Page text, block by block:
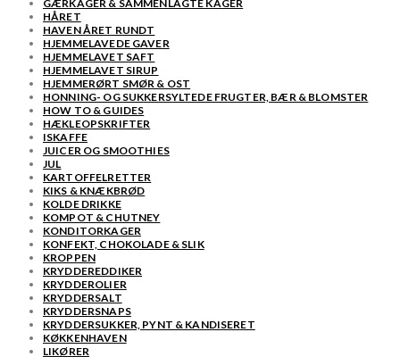
GÆRKAGER & SAMMENLAGTE KAGER
HÅRET
HAVEN ÅRET RUNDT
HJEMMELAVEDE GAVER
HJEMMELAVET SAFT
HJEMMELAVET SIRUP
HJEMMERØRT SMØR & OST
HONNING- OG SUKKERSYLTEDE FRUGTER, BÆR & BLOMSTER
HOW TO & GUIDES
HÆKLEOPSKRIFTER
ISKAFFE
JUICER OG SMOOTHIES
JUL
KARTOFFELRETTER
KIKS & KNÆKBRØD
KOLDE DRIKKE
KOMPOT & CHUTNEY
KONDITORKAGER
KONFEKT, CHOKOLADE & SLIK
KROPPEN
KRYDDEREDDIKER
KRYDDEROLIER
KRYDDERSALT
KRYDDERSNAPS
KRYDDERSUKKER, PYNT & KANDISERET
KØKKENHAVEN
LIKØRER